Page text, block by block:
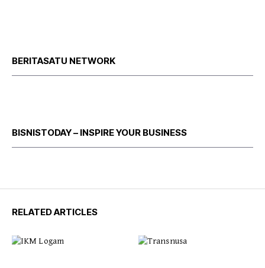
BERITASATU NETWORK
BISNISTODAY – INSPIRE YOUR BUSINESS
RELATED ARTICLES